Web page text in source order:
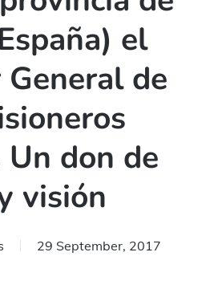
el
de
Un don de
visión
29 September, 2017